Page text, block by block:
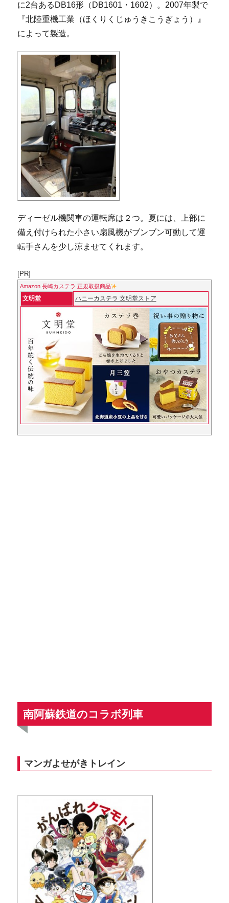
に2台あるDB16形（DB1601・1602）。2007年製で
『北陸重機工業（ほくりくじゅうきこうぎょう）』
によって製造。
ディーゼル機関車の運転席は２つ。夏には、上部に
備え付けられた小さい扇風機がブンブン可動して運
転手さんを少し涼ませてくれます。
[PR]
Amazon 長崎カステラ 正規取扱商品
文明堂 ハニーカステラ 文明堂ストア
南阿蘇鉄道のコラボ列車
マンガよせがきトレイン